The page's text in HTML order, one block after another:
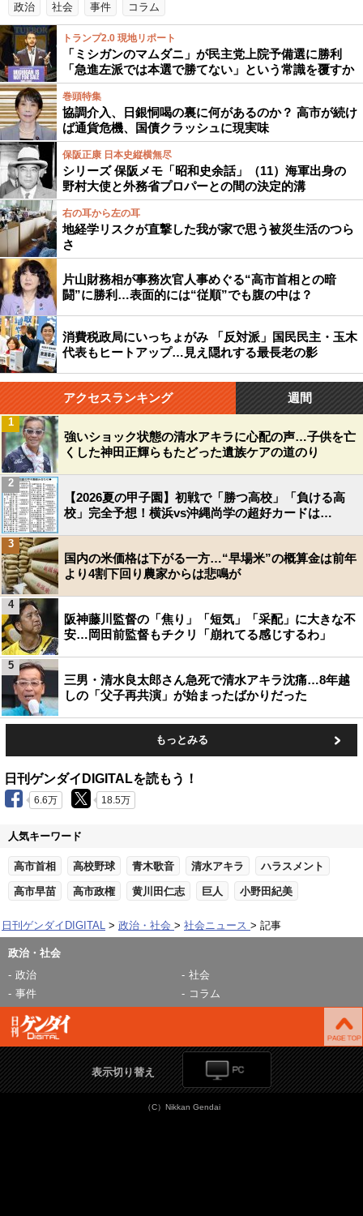
政治 社会 事件 コラム
トランプ2.0 現地リポート
「ミシガンのマムダニ」が民主党上院予備選に勝利
「急進左派では本選で勝てない」という常識を覆すか
巻頭特集
協調介入、日銀恫喝の裏に何があるのか？ 高市が続け
ば通貨危機、国債クラッシュに現実味
保阪正康 日本史縦横無尽
シリーズ 保阪メモ「昭和史余話」（11）海軍出身の
野村大使と外務省プロパーとの間の決定的溝
右の耳から左の耳
地経学リスクが直撃した我が家で思う被災生活のつら
さ
片山財務相が事務次官人事めぐる“高市首相との暗
闘”に勝利…表面的には“従順”でも腹の中は？
消費税政局にいっちょがみ 「反対派」国民民主・玉木
代表もヒートアップ…見え隠れする最長老の影
アクセスランキング 週間
強いショック状態の清水アキラに心配の声…子供を亡
くした神田正輝らもたどった遺族ケアの道のり
1
【2026夏の甲子園】初戦で「勝つ高校」「負ける高
校」完全予想！横浜vs沖縄尚学の超好カードは…
2
国内の米価格は下がる一方…“早場米”の概算金は前年
より4割下回り農家からは悲鳴が
3
阪神藤川監督の「焦り」「短気」「采配」に大きな不
安…岡田前監督もチクリ「崩れてる感じするわ」
4
三男・清水良太郎さん急死で清水アキラ沈痛…8年越
しの「父子再共演」が始まったばかりだった
5
もっとみる
日刊ゲンダイDIGITALを読もう！
6.6万 18.5万
人気キーワード
高市首相 高校野球 青木歌音 清水アキラ ハラスメント
高市早苗 高市政権 黄川田仁志 巨人 小野田紀美
日刊ゲンダイDIGITAL 政治・社会 社会ニュース 記事
政治・社会
政治
社会
事件
コラム
表示切り替え
（C）Nikkan Gendai